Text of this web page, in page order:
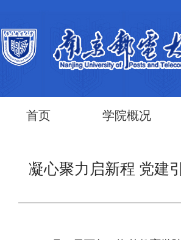
首页 学院概况
凝心聚力启新程 党建